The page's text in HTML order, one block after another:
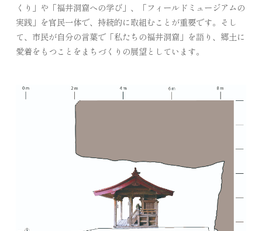
くり」や「福井洞窟への学び」、「フィールドミュージアムの
実践」を官民一体で、持続的に取組むことが重要です。そし
て、市民が自分の言葉で「私たちの福井洞窟」を語り、郷土に
愛着をもつことをまちづくりの展望としています。